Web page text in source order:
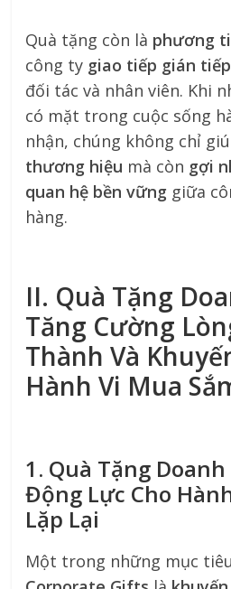
Quà tặng còn là phương
công ty giao tiếp gián tiếp
đối tác và nhân viên. Khi
có mặt trong cuộc sống
nhận, chúng không chỉ
thương hiệu mà còn gợi
quan hệ bền vững giữa
hàng.
II. Quà Tặng
Tăng Cường
Thành Và
Hành Vi Mua
1. Quà Tặng
Động Lực Cho
Lặp Lại
Một trong những mục